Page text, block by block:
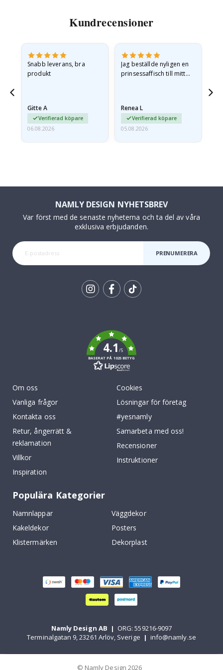
Kundrecensioner
Snabb leverans, bra
produkt
Gitte A
Verifierad köpare
06.08.2026
Jag beställde nyligen en
prinsessaffisch till mitt
Renea L
Verifierad köpare
05.08.2026
NAMLY DESIGN NYHETSBREV
Var först med de senaste nyheterna och ta del av våra
exklusiva erbjudanden.
PRENUMERERA
4.1/5
BASERAT PÅ 1025 BETYG
Om oss
Vanliga frågor
Kontakta oss
Retur, ångerrätt &
reklamation
Villkor
Inspiration
Cookies
Lösningar för företag
#yesnamly
Samarbeta med oss!
Recensioner
Instruktioner
Populära Kategorier
Namnlappar
Väggdekor
Kakeldekor
Posters
Klistermärken
Dekorplast
Namly Design AB | ORG: 559216-9097
Terminalgatan 9, 23261 Arlöv, Sverige | info@namly.se
© Namly Design 2026